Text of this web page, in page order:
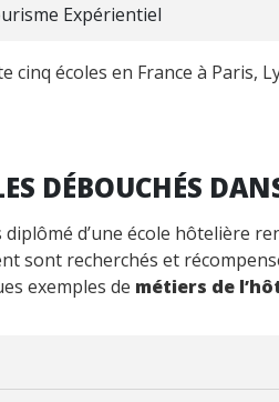
Expérientiel
cinq écoles en France à Paris,
DÉBOUCHÉS
d’une école hôtelière
sont recherchés et
exemples de métiers de